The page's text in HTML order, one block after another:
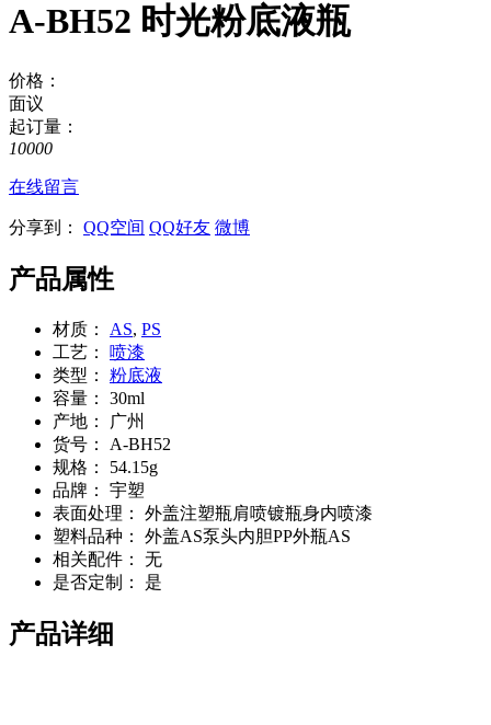
A-BH52 时光粉底液瓶
价格：
面议
起订量：
10000
在线留言
分享到： QQ空间 QQ好友 微博
产品属性
材质： AS, PS
工艺：
喷漆
类型：
粉底液
容量：
30ml
产地：
广州
货号：
A-BH52
规格：
54.15g
品牌：
宇塑
表面处理：
外盖注塑瓶肩喷镀瓶身内喷漆
塑料品种：
外盖AS泵头内胆PP外瓶AS
相关配件：
无
是否定制：
是
产品详细